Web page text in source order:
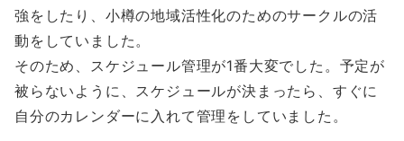
強をしたり、小樽の地域活性化のためのサークルの活
動をしていました。
そのため、スケジュール管理が1番大変でした。予定が
被らないように、スケジュールが決まったら、すぐに
自分のカレンダーに入れて管理をしていました。